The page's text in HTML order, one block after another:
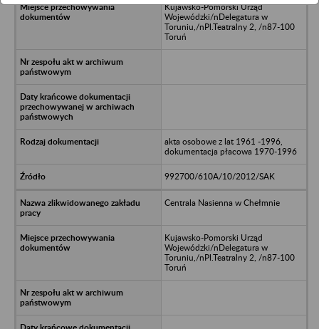
Kujawsko-Pomorski Urząd
Wojewódzki/nDelegatura w
Toruniu,/nPl.Teatralny 2, /n87-100
Toruń
akta osobowe z lat 1961 -1996,
dokumentacja płacowa 1970-1996
992700/610A/10/2012/SAK
Centrala Nasienna w Chełmnie
Kujawsko-Pomorski Urząd
Wojewódzki/nDelegatura w
Toruniu,/nPl.Teatralny 2, /n87-100
Toruń